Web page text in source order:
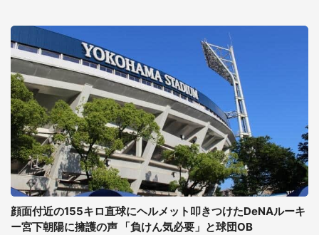
顔面付近の155キロ直球にヘルメット叩きつけたDeNAルーキ
ー宮下朝陽に擁護の声 「負けん気必要」と球団OB